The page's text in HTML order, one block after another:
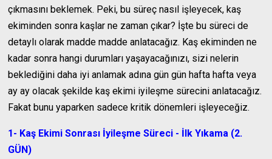
çıkmasını beklemek. Peki, bu süreç nasıl işleyecek, kaş
ekiminden sonra kaşlar ne zaman çıkar? İşte bu süreci de
detaylı olarak madde madde anlatacağız. Kaş ekiminden ne
kadar sonra hangi durumları yaşayacağınızı, sizi nelerin
beklediğini daha iyi anlamak adına gün gün hafta hafta veya
ay ay olacak şekilde kaş ekimi iyileşme sürecini anlatacağız.
Fakat bunu yaparken sadece kritik dönemleri işleyeceğiz.
1- Kaş Ekimi Sonrası İyileşme Süreci - İlk Yıkama (2.
GÜN)